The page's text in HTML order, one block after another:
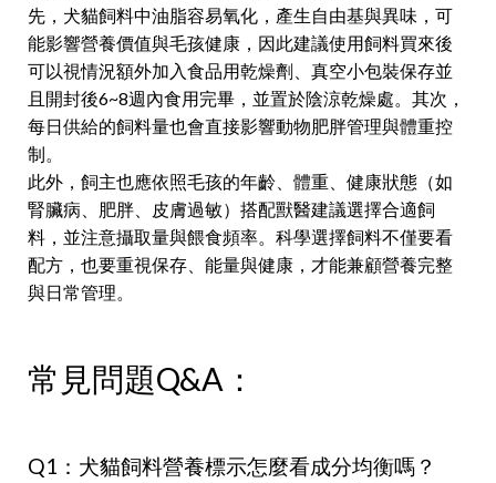
先，犬貓飼料中油脂容易氧化，產生自由基與異味，可
能影響營養價值與毛孩健康，因此建議使用飼料買來後
可以視情況額外加入食品用乾燥劑、真空小包裝保存並
且開封後6~8週內食用完畢，並置於陰涼乾燥處。其次，
每日供給的飼料量也會直接影響動物肥胖管理與體重控
制。
此外，飼主也應依照毛孩的年齡、體重、健康狀態（如
腎臟病、肥胖、皮膚過敏）搭配獸醫建議選擇合適飼
料，並注意攝取量與餵食頻率。科學選擇飼料不僅要看
配方，也要重視保存、能量與健康，才能兼顧營養完整
與日常管理。
常見問題Q&A ：
Q1 ：犬貓飼料營養標示怎麼看成分均衡嗎？